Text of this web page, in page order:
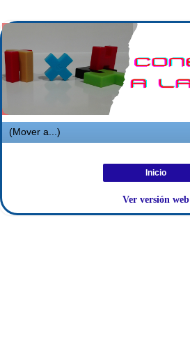
Inicio
Ver versión web